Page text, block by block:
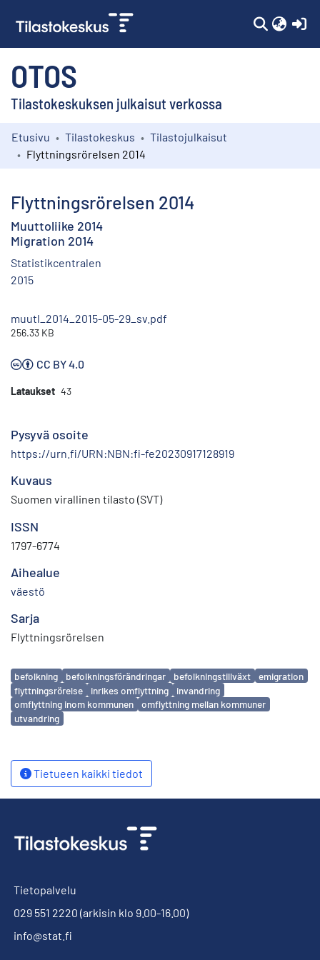
OTOS
Tilastokeskuksen julkaisut verkossa
Kokoelmat
Etusivu Tilastokeskus
Tilastojulkaisut
Flyttningsrörelsen 2014
Flyttningsrörelsen 2014
Muuttoliike 2014
Migration 2014
Statistikcentralen
2015
muutl_2014_2015-05-29_sv.pdf
256.33 KB
CC BY 4.0
Lataukset 43
Pysyvä osoite
https://urn.fi/URN:NBN:fi-fe20230917128919
Kuvaus
Suomen virallinen tilasto (SVT)
ISSN
1797-6774
Aihealue
väestö
Sarja
Flyttningsrörelsen
Avainsanat
befolkning befolkningsförändringar befolkningstillväxt
emigration
flyttningsrörelse
inrikes omflyttning
invandring
omflyttning inom kommunen
omflyttning mellan kommuner
utvandring
Tietueen kaikki tiedot
Tietopalvelu
029 551 2220 (arkisin klo 9.00-16.00)
info@stat.fi